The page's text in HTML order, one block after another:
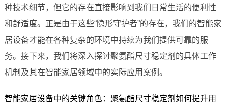
种技术细节，但它的存在直接影响到我们日常生活的便利性
和舒适度。正是由于这些“隐形守护者”的存在，我们的智能家
居设备才能在各种复杂的环境中持续为我们提供可靠的服
务。接下来，我们将深入探讨聚氨酯尺寸稳定剂的具体工作
机制及其在智能家居领域中的实际应用案例。
智能家居设备中的关键角色：聚氨酯尺寸稳定剂如何提升用